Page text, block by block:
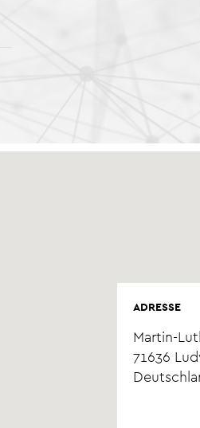
ADRESSE
Martin-
71636